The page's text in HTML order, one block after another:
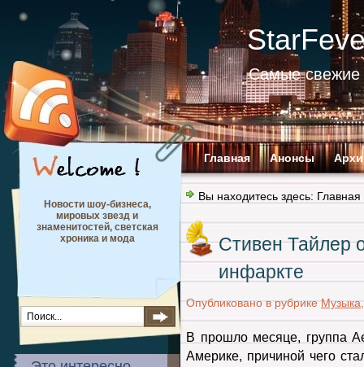
Самые свежие
Главная Анонсы
Новости шоу-бизнеса,
мировых звезд и
знаменитостей, светская
хроника и мода
Вы находитесь здесь: Главная
Стивен Тайлер
инфаркте
Опубликовано в рубрике Музыка
В прошло месяце, группа
Америке, причиной чего